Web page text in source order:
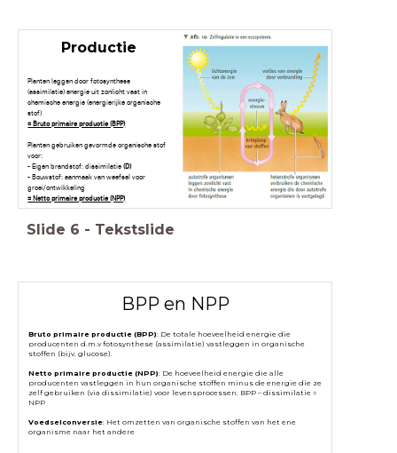
Productie
Planten leggen door fotosynthese
(assimilatie) energie uit zonlicht vast in
chemische energie (energierijke organische
stof)
= Bruto primaire productie (BPP)
Planten gebruiken gevormde organische stof
voor:
- Eigen brandstof: dissimilatie(D)
- Bouwstof: aanmaak van weefsel voor
groei/ontwikkeling
= Netto primaire productie (NPP)
Slide 6 - Tekstslide
BPP en NPP
Bruto primaire productie (BPP): De totale hoeveelheid energie die
producenten d.m.v fotosynthese (assimilatie) vastleggen in organische
stoffen (bijv. glucose).
Netto primaire productie (NPP): De hoeveelheid energie die alle
producenten vastleggen in hun organische stoffen minus de energie die ze
zelf gebruiken (via dissimilatie) voor levensprocessen. BPP – dissimilatie =
NPP
Voedselconversie: Het omzetten van organische stoffen van het ene
organisme naar het andere